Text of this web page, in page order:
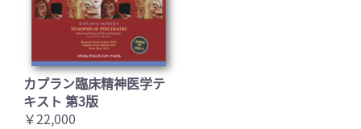
カプラン臨床精神医学テ
キスト 第3版
￥22,000